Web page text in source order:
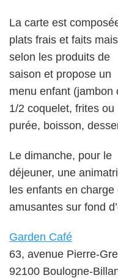
La carte est
plats frais et faits
selon les produits de
saison et propose un
menu enfant (jambon
1/2 coquelet, frites ou
purée, boisson,
Le dimanche, pour le
déjeuner, une
les enfants en
amusantes sur fond
Garden Café
63, avenue Pierre-
92100 Boulogne-